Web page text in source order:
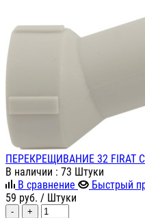
ПЕРЕКРЕЩИВАНИЕ 32 FIRAT
В наличии : 73 Штуки
В сравнение
Быстрый
59 руб. / Штуки
- +